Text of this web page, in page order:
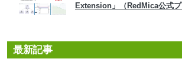
Extension」（RedMica公式プ
最新記事